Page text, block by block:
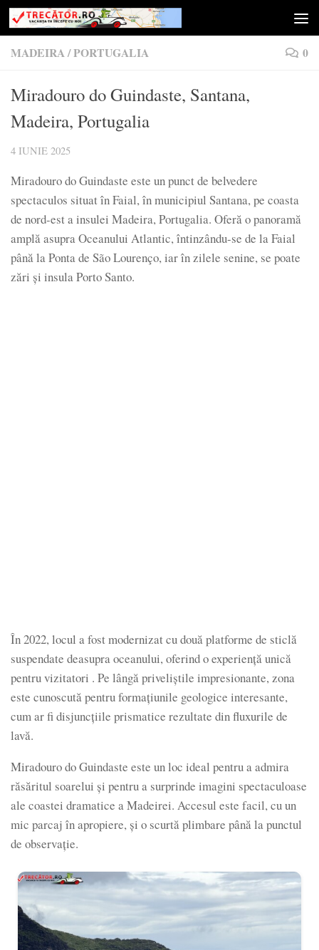
Skip to content
MADEIRA/PORTUGALIA 0
Miradouro do Guindaste, Santana,
Madeira, Portugalia
4 IUNIE 2025
Miradouro do Guindaste este un punct de belvedere
spectaculos situat în Faial, în municipiul Santana, pe coasta
de nord-est a insulei Madeira, Portugalia. Oferă o panoramă
amplă asupra Oceanului Atlantic, întinzându-se de la Faial
până la Ponta de São Lourenço, iar în zilele senine, se poate
zări și insula Porto Santo.
În 2022, locul a fost modernizat cu două platforme de sticlă
suspendate deasupra oceanului, oferind o experiență unică
pentru vizitatori . Pe lângă priveliștile impresionante, zona
este cunoscută pentru formațiunile geologice interesante,
cum ar fi disjuncțiile prismatice rezultate din fluxurile de
lavă.
Miradouro do Guindaste este un loc ideal pentru a admira
răsăritul soarelui și pentru a surprinde imagini spectaculoase
ale coastei dramatice a Madeirei. Accesul este facil, cu un
mic parcaj în apropiere, și o scurtă plimbare până la punctul
de observație.